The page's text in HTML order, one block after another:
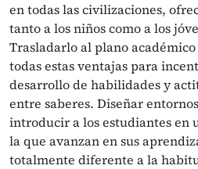
en todas las civilizaciones,
tanto a los niños como a los
Trasladarlo al plano
todas estas ventajas para
desarrollo de habilidades y
entre saberes. Diseñar
introducir a los estudiantes en
la que avanzan en sus
totalmente diferente a la